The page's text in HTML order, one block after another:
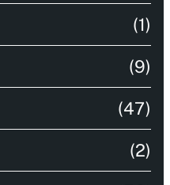
(1)
(9)
(47)
(2)